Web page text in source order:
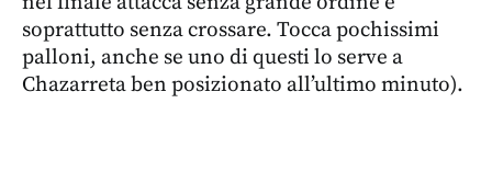
soprattutto senza crossare. Tocca pochissimi
palloni, anche se uno di questi lo serve a
Chazarreta ben posizionato all’ultimo minuto).